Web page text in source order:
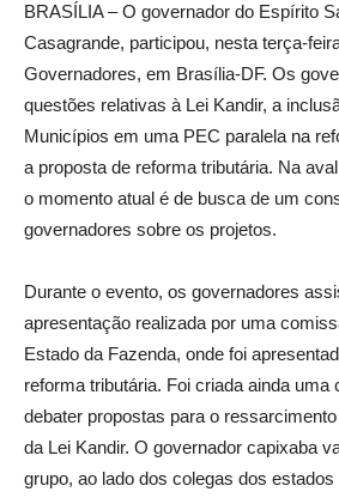
BRASÍLIA – O governador do Espírito
Casagrande, participou, nesta terça-
Governadores, em Brasília-DF. Os
questões relativas à Lei Kandir, a
Municípios em uma PEC paralela na
a proposta de reforma tributária. Na
o momento atual é de busca de um
governadores sobre os projetos.
Durante o evento, os governadores
apresentação realizada por uma
Estado da Fazenda, onde foi
reforma tributária. Foi criada ainda uma
debater propostas para o
da Lei Kandir. O governador capixaba
grupo, ao lado dos colegas dos